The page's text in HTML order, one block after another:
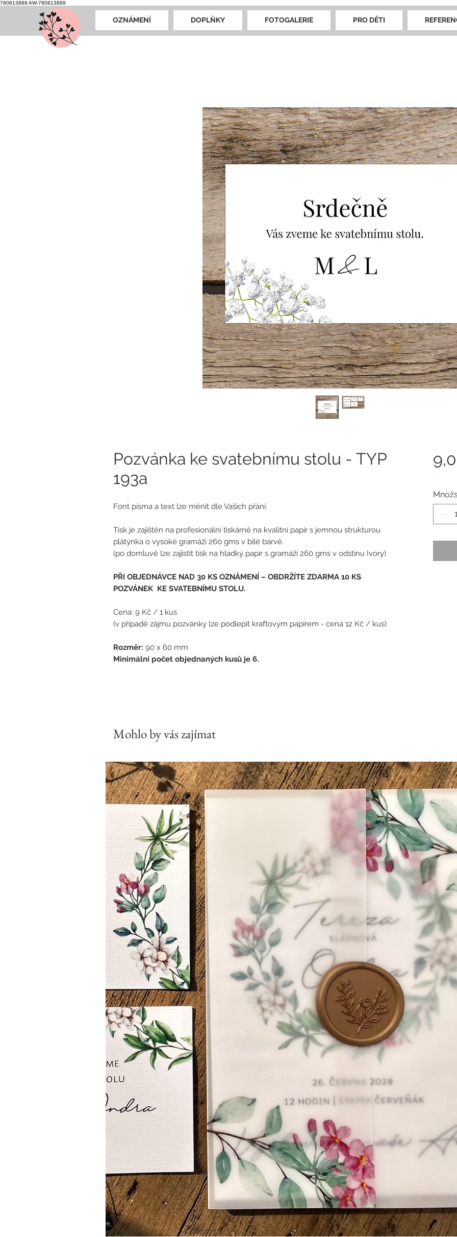
780813889 AW-780813889
OZNÁMENÍ DOPLŇKY FOTOGALERIE PRO DĚTI
Pozvánka ke svatebnímu stolu - TYP
193a
Font písma a text lze měnit dle Vašich přání.
Tisk je zajištěn na profesionální tiskárně na kvalitní papír s jemnou strukturou
plátýnka o vysoké gramáži 260 gms v bílé barvě.
(po domluvě lze zajistit tisk na hladký papír s gramáží 260 gms v odstínu Ivory)
PŘI OBJEDNÁVCE NAD 30 KS OZNÁMENÍ – OBDRŽÍTE ZDARMA 10 KS
POZVÁNEK KE SVATEBNÍMU STOLU.
Cena: 9 Kč / 1 kus
(v případě zájmu pozvánky lze podlepit kraftovým papírem - cena 12 Kč / kus)
Rozměr: 90 x 60 mm
Minimální počet objednaných kusů je 6.
.
Mohlo by vás zajímat